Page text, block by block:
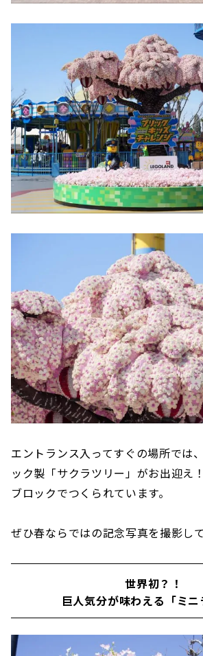
エントランス入ってすぐの場所では
ック製「サクラツリー」がお出迎え
ブロックでつくられています。
ぜひ春ならではの記念写真を撮影し
世界初？！
巨人気分が味わえる「ミニ